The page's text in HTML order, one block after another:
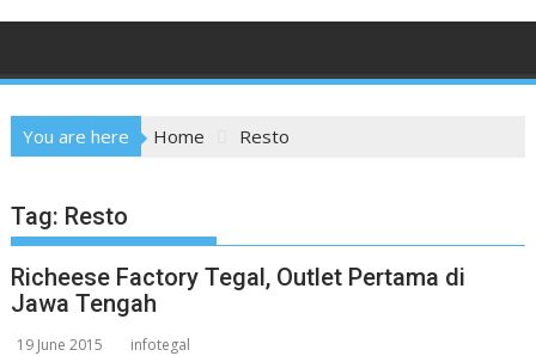
You are here Home Resto
Tag: Resto
Richeese Factory Tegal, Outlet Pertama di
Jawa Tengah
19 June 2015 infotegal